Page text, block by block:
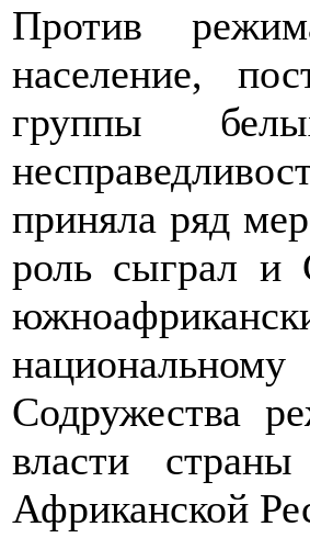
Против
население,
группы
приняла ряд
роль сыграл и
Содружества
власти
Африканской